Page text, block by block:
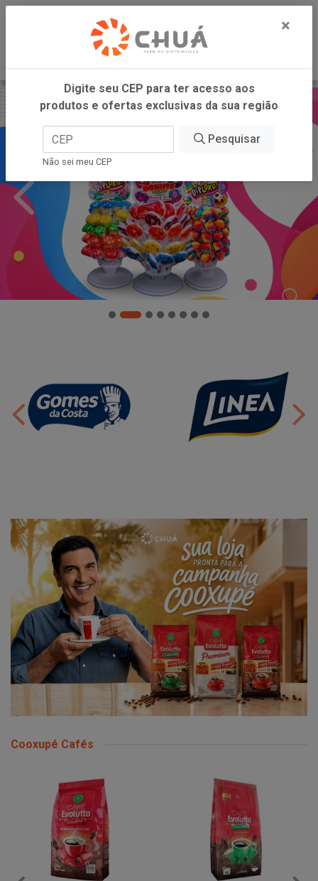
Cooxupé Cafés
×
Digite seu CEP para ter acesso aos
produtos e ofertas exclusivas da sua região
Pesquisar
Não sei meu CEP